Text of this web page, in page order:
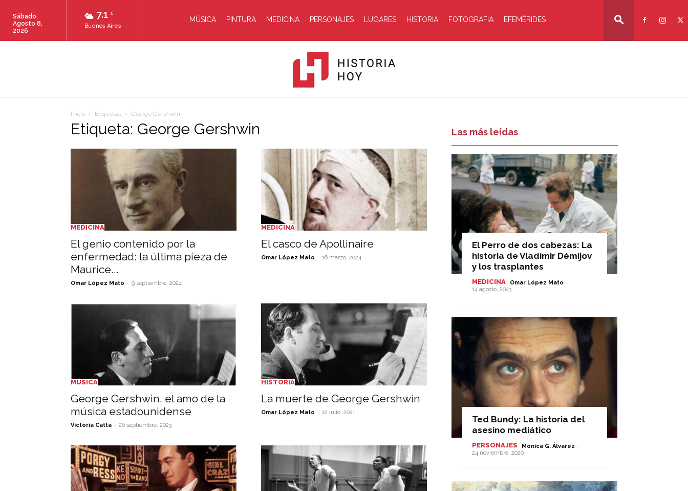
7.1 C
Buenos Aires
Sábado,
Agosto 8,
2026
MÚSICA PINTURA MEDICINA PERSONAJES LUGARES HISTORIA FOTOGRAFIA EFEMÉRIDES
Inicio Etiquetas George Gershwin
Etiqueta: George Gershwin
MEDICINA
El genio contenido por la
enfermedad: la última pieza de
Maurice...
Omar López Mato - 9 septiembre, 2024
MEDICINA
El casco de Apollinaire
Omar López Mato - 16 marzo, 2024
MÚSICA
George Gershwin, el amo de la
música estadounidense
Victoria Catta - 26 septiembre, 2023
HISTORIA
La muerte de George Gershwin
Omar López Mato - 12 julio, 2021
Las más leídas
El Perro de dos cabezas: La
historia de Vladímir Démijov
y los trasplantes
MEDICINA Omar López Mato -
14 agosto, 2023
Ted Bundy: La historia del
asesino mediático
PERSONAJES Mónica G. Álvarez -
24 noviembre, 2020